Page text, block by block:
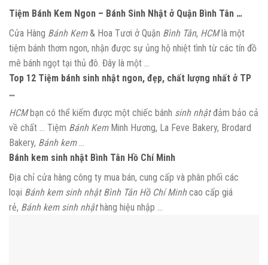
Tiệm Bánh Kem Ngon – Bánh Sinh Nhật ở Quận Bình Tân …
Cửa Hàng Bánh Kem& Hoa Tươi ở Quận Bình Tân, HCMlà một
tiệm bánh thơm ngon, nhận được sự ủng hộ nhiệt tình từ các tín đồ
mê bánh ngọt tại thủ đô. Đây là một …
Top 12 Tiệm bánh sinh nhật ngon, đẹp, chất lượng nhất ở TP
…
HCMbạn có thể kiếm được một chiếc bánh sinh nhậtđảm bảo cả
về chất … Tiệm Bánh KemMinh Hương, La Feve Bakery, Brodard
Bakery, Bánh kem…
Bánh kem sinh nhật Bình Tân Hồ Chí Minh
Địa chỉ cửa hàng công ty mua bán, cung cấp và phân phối các
loại Bánh kem sinh nhật Bình Tân Hồ Chí Minhcao cấp giá
rẻ, Bánh kem sinh nhậthàng hiệu nhập …